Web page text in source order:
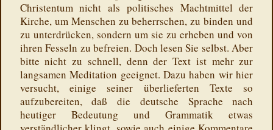
Christentum nicht als politisches Machtmittel der
Kirche, um Menschen zu beherrschen, zu binden und
zu unterdrücken, sondern um sie zu erheben und von
ihren Fesseln zu befreien. Doch lesen Sie selbst. Aber
bitte nicht zu schnell, denn der Text ist mehr zur
langsamen Meditation geeignet. Dazu haben wir hier
versucht, einige seiner überlieferten Texte so
aufzubereiten, daß die deutsche Sprache nach
heutiger Bedeutung und Grammatik etwas